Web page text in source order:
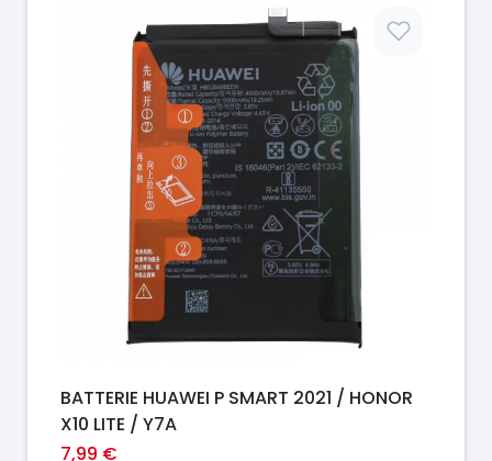
BATTERIE HUAWEI P SMART 2021 / HONOR
X10 LITE / Y7A
7,99 €